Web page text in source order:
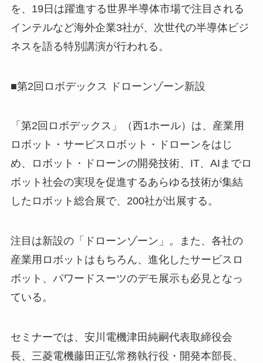
を、19日は躍進する世界半導体市場で注目される
インテルなど海外企業3社が、次世代の半導体ビジ
ネスを語る特別講演が行われる。
■第2回ロボデックス ドローンゾーン新設
「第2回ロボデックス」（西1ホール）は、産業用
ロボット・サービスロボット・ドローンをはじ
め、ロボット・ドローンの開発技術、IT、AIまでロ
ボット社会の実現を促進するあらゆる技術が集結
したロボット総合展で、200社が出展する。
注目は新設の「ドローンゾーン」。また、各社の
産業用ロボットはもちろん、進化したサービスロ
ボット、パワードスーツのデモ展示も必見となっ
ている。
セミナーでは、安川電機津田純嗣代表取締役会
長、三菱電機藤田正弘常務執行役・開発本部長、